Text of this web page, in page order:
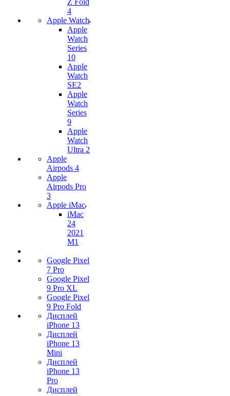
Z Fold
4
Apple Watch
Apple
Watch
Series
10
Apple
Watch
SE2
Apple
Watch
Series
9
Apple
Watch
Ultra 2
Apple
Airpods 4
Apple
Airpods Pro
3
Apple iMac
iMac
24
2021
M1
Google Pixel
7 Pro
Google Pixel
9 Pro XL
Google Pixel
9 Pro Fold
Дисплей
iPhone 13
Дисплей
iPhone 13
Mini
Дисплей
iPhone 13
Pro
Дисплей